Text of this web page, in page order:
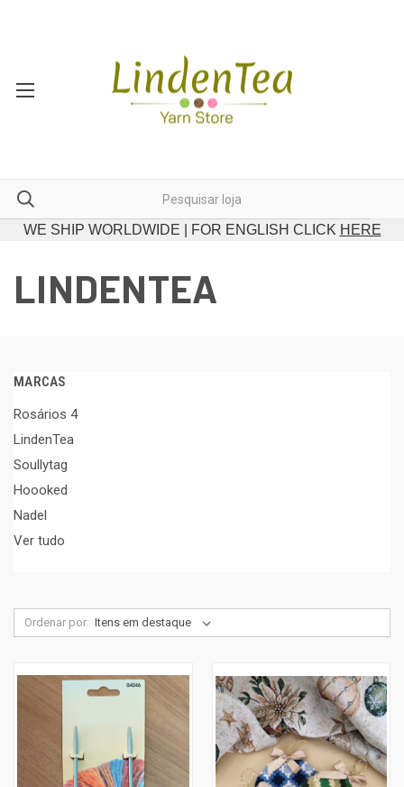
WE SHIP WORLDWIDE | FOR ENGLISH CLICK HERE
LINDENTEA
MARCAS
Rosários 4
LindenTea
Soullytag
Hoooked
Nadel
Ver tudo
Ordenar por: